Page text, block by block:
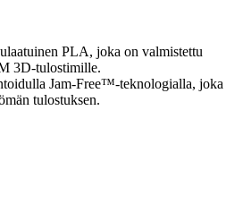
PLA, joka on valmistettu
3D-tulostimille.
Jam-Free™-teknologialla, joka
tulostuksen.